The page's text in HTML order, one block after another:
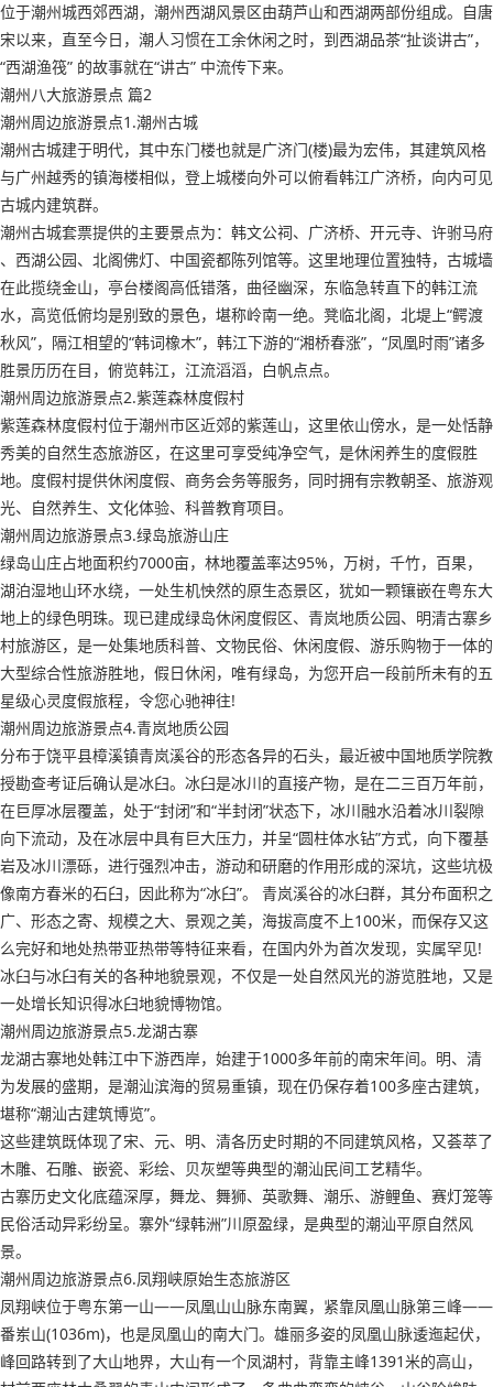
位于潮州城西郊西湖，潮州西湖风景区由葫芦山和西湖两部份组成。自唐
宋以来，直至今日，潮人习惯在工余休闲之时，到西湖品茶“扯谈讲古”，
“西湖渔筏” 的故事就在“讲古” 中流传下来。
潮州八大旅游景点 篇2
潮州周边旅游景点1.潮州古城
潮州古城建于明代，其中东门楼也就是广济门(楼)最为宏伟，其建筑风格
与广州越秀的镇海楼相似，登上城楼向外可以俯看韩江广济桥，向内可见
古城内建筑群。
潮州古城套票提供的主要景点为：韩文公祠、广济桥、开元寺、许驸马府
、西湖公园、北阁佛灯、中国瓷都陈列馆等。这里地理位置独特，古城墙
在此揽绕金山，亭台楼阁高低错落，曲径幽深，东临急转直下的韩江流
水，高览低俯均是别致的景色，堪称岭南一绝。凳临北阁，北堤上“鳄渡
秋风”，隔江相望的“韩词橡木”，韩江下游的“湘桥春涨”，“凤凰时雨”诸多
胜景历历在目，俯览韩江，江流滔滔，白帆点点。
潮州周边旅游景点2.紫莲森林度假村
紫莲森林度假村位于潮州市区近郊的紫莲山，这里依山傍水，是一处恬静
秀美的自然生态旅游区，在这里可享受纯净空气，是休闲养生的度假胜
地。度假村提供休闲度假、商务会务等服务，同时拥有宗教朝圣、旅游观
光、自然养生、文化体验、科普教育项目。
潮州周边旅游景点3.绿岛旅游山庄
绿岛山庄占地面积约7000亩，林地覆盖率达95%，万树，千竹，百果，
湖泊湿地山环水绕，一处生机怏然的原生态景区，犹如一颗镶嵌在粤东大
地上的绿色明珠。现已建成绿岛休闲度假区、青岚地质公园、明清古寨乡
村旅游区，是一处集地质科普、文物民俗、休闲度假、游乐购物于一体的
大型综合性旅游胜地，假日休闲，唯有绿岛，为您开启一段前所未有的五
星级心灵度假旅程，令您心驰神往!
潮州周边旅游景点4.青岚地质公园
分布于饶平县樟溪镇青岚溪谷的形态各异的石头，最近被中国地质学院教
授勘查考证后确认是冰臼。冰臼是冰川的直接产物，是在二三百万年前，
在巨厚冰层覆盖，处于“封闭”和“半封闭”状态下，冰川融水沿着冰川裂隙
向下流动，及在冰层中具有巨大压力，并呈“圆柱体水钻”方式，向下覆基
岩及冰川漂砾，进行强烈冲击，游动和研磨的作用形成的深坑，这些坑极
像南方春米的石臼，因此称为“冰臼”。 青岚溪谷的冰臼群，其分布面积之
广、形态之寄、规模之大、景观之美，海拔高度不上100米，而保存又这
么完好和地处热带亚热带等特征来看，在国内外为首次发现，实属罕见!
冰臼与冰臼有关的各种地貌景观，不仅是一处自然风光的游览胜地，又是
一处增长知识得冰臼地貌博物馆。
潮州周边旅游景点5.龙湖古寨
龙湖古寨地处韩江中下游西岸，始建于1000多年前的南宋年间。明、清
为发展的盛期，是潮汕滨海的贸易重镇，现在仍保存着100多座古建筑，
堪称“潮汕古建筑博览”。
这些建筑既体现了宋、元、明、清各历史时期的不同建筑风格，又荟萃了
木雕、石雕、嵌瓷、彩绘、贝灰塑等典型的潮汕民间工艺精华。
古寨历史文化底蕴深厚，舞龙、舞狮、英歌舞、潮乐、游鲤鱼、赛灯笼等
民俗活动异彩纷呈。寨外“绿韩洲”川原盈绿，是典型的潮汕平原自然风
景。
潮州周边旅游景点6.凤翔峡原始生态旅游区
凤翔峡位于粤东第一山——凤凰山山脉东南翼，紧靠凤凰山脉第三峰——
番岽山(1036m)，也是凤凰山的南大门。雄丽多姿的凤凰山脉逶迤起伏，
峰回路转到了大山地界，大山有一个凤湖村，背靠主峰1391米的高山，